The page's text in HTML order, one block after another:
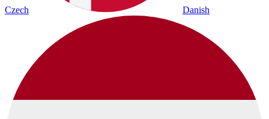
Czech Danish